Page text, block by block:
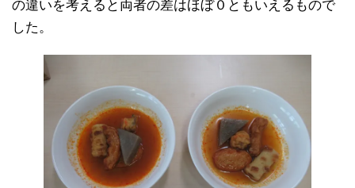
の違いを考えると両者の差はほぼ０ともいえるもので
した。